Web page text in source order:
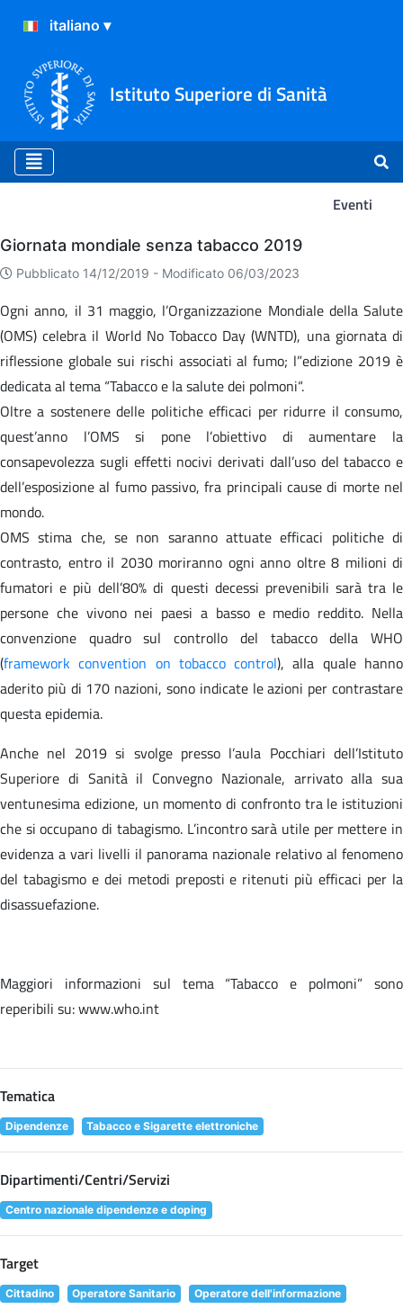
Istituto Superiore di Sanità
Eventi
Eventi
Giornata mondiale senza tabacco 2019
Pubblicato 14/12/2019 - Modificato 06/03/2023
Ogni anno, il 31 maggio, l’Organizzazione Mondiale della Salute
(OMS) celebra il World No Tobacco Day (WNTD), una giornata di
riflessione globale sui rischi associati al fumo; l”edizione 2019 è
dedicata al tema “Tabacco e la salute dei polmoni“.
Oltre a sostenere delle politiche efficaci per ridurre il consumo,
quest’anno l’OMS si pone l’obiettivo di aumentare la
consapevolezza sugli effetti nocivi derivati dall’uso del tabacco e
dell’esposizione al fumo passivo, fra principali cause di morte nel
mondo.
OMS stima che, se non saranno attuate efficaci politiche di
contrasto, entro il 2030 moriranno ogni anno oltre 8 milioni di
fumatori e più dell’80% di questi decessi prevenibili sarà tra le
persone che vivono nei paesi a basso e medio reddito. Nella
convenzione quadro sul controllo del tabacco della WHO
(framework convention on tobacco control), alla quale hanno
aderito più di 170 nazioni, sono indicate le azioni per contrastare
questa epidemia.
Anche nel 2019 si svolge presso l’aula Pocchiari dell’Istituto
Superiore di Sanità il Convegno Nazionale, arrivato alla sua
ventunesima edizione, un momento di confronto tra le istituzioni
che si occupano di tabagismo. L’incontro sarà utile per mettere in
evidenza a vari livelli il panorama nazionale relativo al fenomeno
del tabagismo e dei metodi preposti e ritenuti più efficaci per la
disassuefazione.
Maggiori informazioni sul tema “Tabacco e polmoni” sono
reperibili su: www.who.int
Tematica
Dipendenze Tabacco e Sigarette elettroniche
Dipartimenti/Centri/Servizi
Centro nazionale dipendenze e doping
Target
Cittadino Operatore Sanitario Operatore dell'informazione